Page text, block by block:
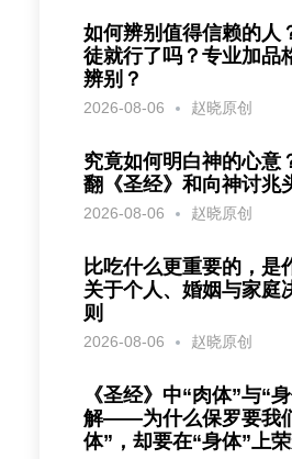
如何辨别值得信赖的
徒就行了吗？专业加品
辨别？
2026-08-06 赵晓原创
究竟如何明白神的心
翻《圣经》和向神讨兆
2026-08-06 赵晓原创
比吃什么更重要的，
关于个人、婚姻与家庭
则
2026-08-06 赵晓原创
《圣经》中“肉体”与“
解——为什么保罗要我
体”，却要在“身体”上